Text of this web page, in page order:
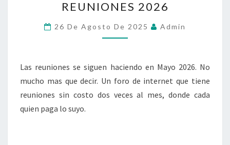
2026
REUNIONES 2026
26 De Agosto De 2025 Admin
Las reuniones se siguen haciendo en Mayo 2026. No
mucho mas que decir. Un foro de internet que tiene
reuniones sin costo dos veces al mes, donde cada
quien paga lo suyo.